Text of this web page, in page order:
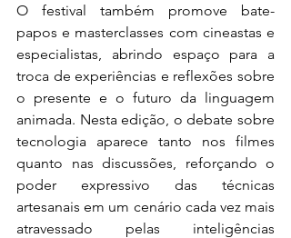
O festival também promove bate-
papos e masterclasses com cineastas e
especialistas, abrindo espaço para a
troca de experiências e reflexões sobre
o presente e o futuro da linguagem
animada. Nesta edição, o debate sobre
tecnologia aparece tanto nos filmes
quanto nas discussões, reforçando o
poder expressivo das técnicas
artesanais em um cenário cada vez mais
atravessado pelas inteligências